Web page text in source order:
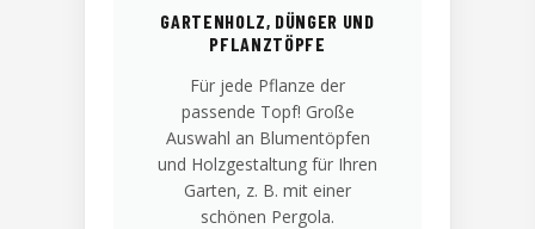
GARTENHOLZ, DÜNGER UND
PFLANZTÖPFE
Für jede Pflanze der
passende Topf! Große
Auswahl an Blumentöpfen
und Holzgestaltung für Ihren
Garten, z. B. mit einer
schönen Pergola.